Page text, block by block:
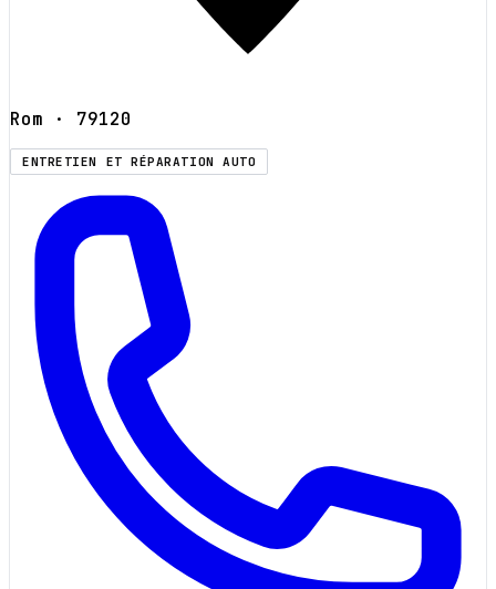
Rom · 79120
ENTRETIEN ET RÉPARATION AUTO